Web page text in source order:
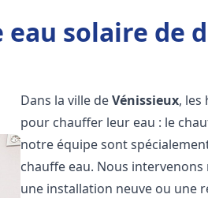
eau solaire de
Dans la ville deVénissieux, les
pour chauffer leur eau : le
notre équipe sont
chauffe eau. Nous
une installation neuve ou une